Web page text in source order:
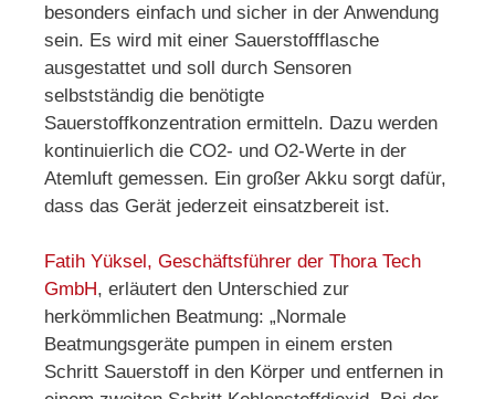
besonders einfach und sicher in der Anwendung
sein. Es wird mit einer Sauerstoffflasche
ausgestattet und soll durch Sensoren
selbstständig die benötigte
Sauerstoffkonzentration ermitteln. Dazu werden
kontinuierlich die CO2- und O2-Werte in der
Atemluft gemessen. Ein großer Akku sorgt dafür,
dass das Gerät jederzeit einsatzbereit ist.
Fatih Yüksel, Geschäftsführer der Thora Tech
GmbH, erläutert den Unterschied zur
herkömmlichen Beatmung: „Normale
Beatmungsgeräte pumpen in einem ersten
Schritt Sauerstoff in den Körper und entfernen in